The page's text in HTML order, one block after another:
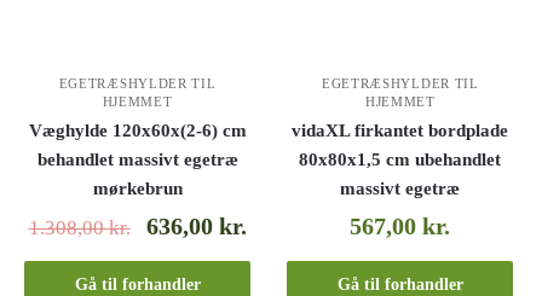
EGETRÆSHYLDER TIL
HJEMMET
Væghylde 120x60x(2-6) cm
behandlet massivt egetræ
mørkebrun
1.308,00kr. 636,00 kr.
Gå til forhandler
EGETRÆSHYLDER TIL
HJEMMET
vidaXL firkantet bordplade
80x80x1,5 cm ubehandlet
massivt egetræ
567,00kr.
Gå til forhandler